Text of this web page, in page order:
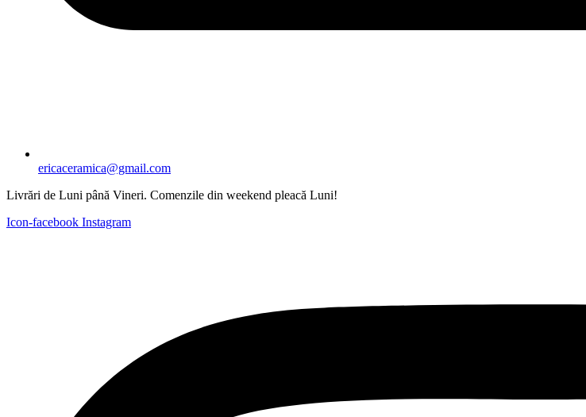
ericaceramica@gmail.com
Livrări de Luni până Vineri. Comenzile din weekend pleacă Luni!
Icon-facebook Instagram